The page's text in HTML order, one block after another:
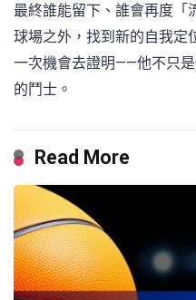
最終誰能留下、誰會再度「
球場之外，找到新的自我定
一次機會去證明——他不只
的鬥士。
Read More